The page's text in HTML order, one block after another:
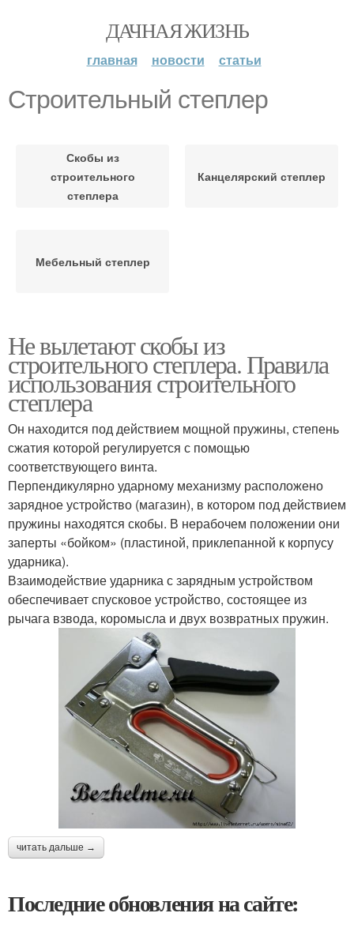
ДАЧНАЯ ЖИЗНЬ
главная новости статьи
Строительный степлер
Скобы из
строительного
степлера
Канцелярский степлер
Мебельный степлер
Не вылетают скобы из
строительного степлера. Правила
использования строительного
степлера
Он находится под действием мощной пружины, степень
сжатия которой регулируется с помощью
соответствующего винта.
Перпендикулярно ударному механизму расположено
зарядное устройство (магазин), в котором под действием
пружины находятся скобы. В нерабочем положении они
заперты «бойком» (пластиной, приклепанной к корпусу
ударника).
Взаимодействие ударника с зарядным устройством
обеспечивает спусковое устройство, состоящее из
рычага взвода, коромысла и двух возвратных пружин.
читать дальше →
Последние обновления на сайте: